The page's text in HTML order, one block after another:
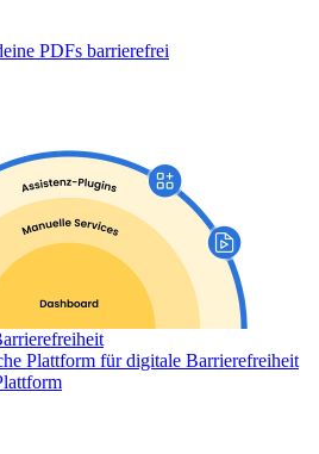
PDFs barrierefrei
Plattform für digitale Barrierefreiheit